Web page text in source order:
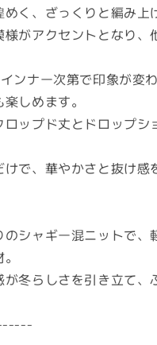
く、ざっくりと編み上
がアクセントとなり
ンナー次第で印象が変
しめます。
ロップド丈とドロップ
で、華やかさと抜け感
のシャギー混ニットで
冬らしさを引き立て